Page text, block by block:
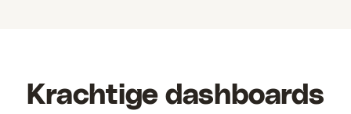
Krachtige dashboards